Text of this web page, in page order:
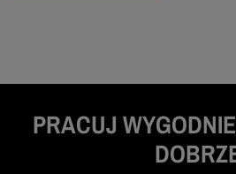
PRACUJ